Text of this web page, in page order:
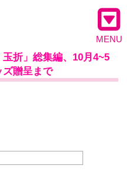
MENU
玉折」総集編、10月4~5
贈呈まで